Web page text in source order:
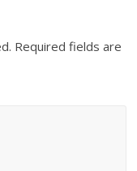
Required fields are